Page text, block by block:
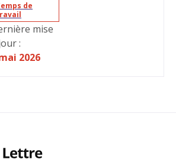
de
mise
:
2026